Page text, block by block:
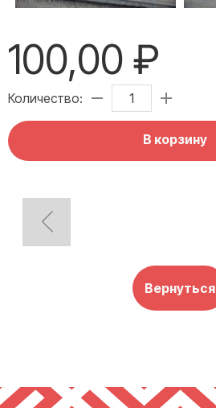
100,00 ₽
Количество:
В корзину
Вернуться